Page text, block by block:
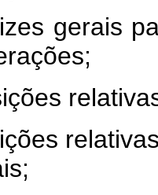
gerais